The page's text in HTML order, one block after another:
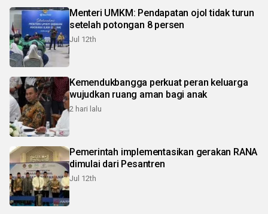
Menteri UMKM: Pendapatan ojol tidak turun
setelah potongan 8 persen
Jul 12th
Kemendukbangga perkuat peran keluarga
wujudkan ruang aman bagi anak
2 hari lalu
Pemerintah implementasikan gerakan RANA
dimulai dari Pesantren
Jul 12th